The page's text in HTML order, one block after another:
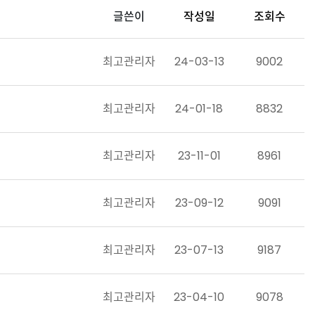
글쓴이 작성일 조회수
최고관리자 24-03-13 9002
최고관리자 24-01-18 8832
최고관리자 23-11-01 8961
최고관리자 23-09-12 9091
최고관리자 23-07-13 9187
최고관리자 23-04-10 9078